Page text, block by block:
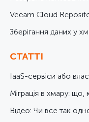
Veeam Cloud
Зберігання даних у
СТАТТІ
IaaS-сервіси або
Міграція в хмару: що,
Відео: Чи все так